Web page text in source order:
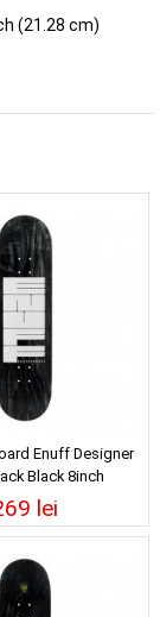
(21.28 cm)
Enuff Designer
Black 8inch
lei